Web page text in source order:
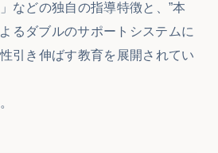
などの独自の指導特徴と、”本
るダブルのサポートシステムに
引き伸ばす教育を展開されてい